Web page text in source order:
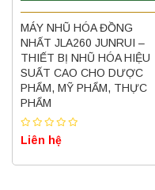
MÁY NHŨ HÓA ĐỒNG
NHẤT JLA260 JUNRUI –
THIẾT BỊ NHŨ HÓA HIỆU
SUẤT CAO CHO DƯỢC
PHẨM, MỸ PHẨM, THỰC
PHẨM
Liên hệ